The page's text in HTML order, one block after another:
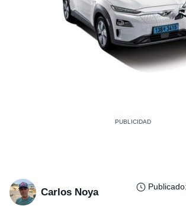
Carlos Noya Publicado: